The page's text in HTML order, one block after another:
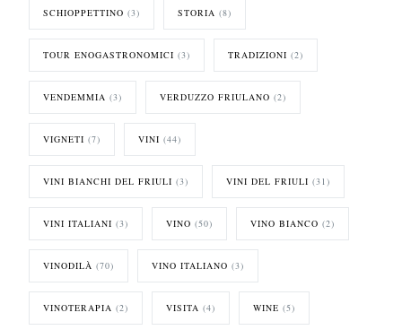
SCHIOPPETTINO (3) STORIA (8)
TOUR ENOGASTRONOMICI (3) TRADIZIONI (2)
VENDEMMIA (3) VERDUZZO FRIULANO (2)
VIGNETI (7) VINI (44)
VINI BIANCHI DEL FRIULI (3) VINI DEL FRIULI (31)
VINI ITALIANI (3) VINO (50) VINO BIANCO (2)
VINODILÀ (70) VINO ITALIANO (3)
VINOTERAPIA (2) VISITA (4) WINE (5)